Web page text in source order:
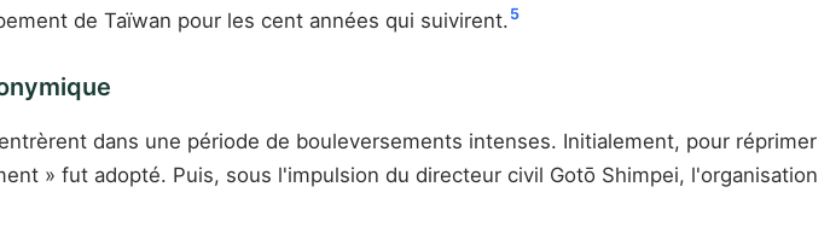
de Taïwan pour les cent années qui suivirent. 5
dans une période de bouleversements intenses. Initialement, pour réprimer
» fut adopté. Puis, sous l'impulsion du directeur civil Gotō Shimpei, l'organisation